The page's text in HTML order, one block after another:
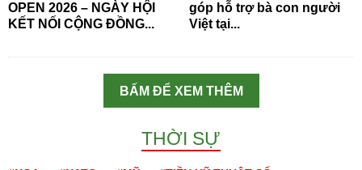
OPEN 2026 – NGÀY HỘI
KẾT NỐI CỘNG ĐỒNG...
góp hỗ trợ bà con người
Việt tại...
BẤM ĐỂ XEM THÊM
THỜI SỰ